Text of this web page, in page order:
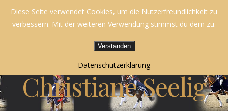
Blog |
Dressurausbildung
Christiane Seelig
Diese Seite verwendet Cookies, um die Nutzerfreundlichkeit zu
verbessern. Mit der weiteren Verwendung stimmst du dem zu.
Verstanden
Datenschutzerklärung